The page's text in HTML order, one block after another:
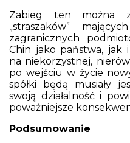
Zabieg ten można
„straszaków”
zagranicznych
Chin jako państwa, jak
na niekorzystnej,
po wejściu w życie
spółki będą musiały
swoją działalność i
poważniejsze
Podsumowanie